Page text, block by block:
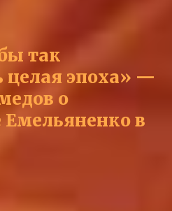
так
целая эпоха» —
о
Емельяненко в